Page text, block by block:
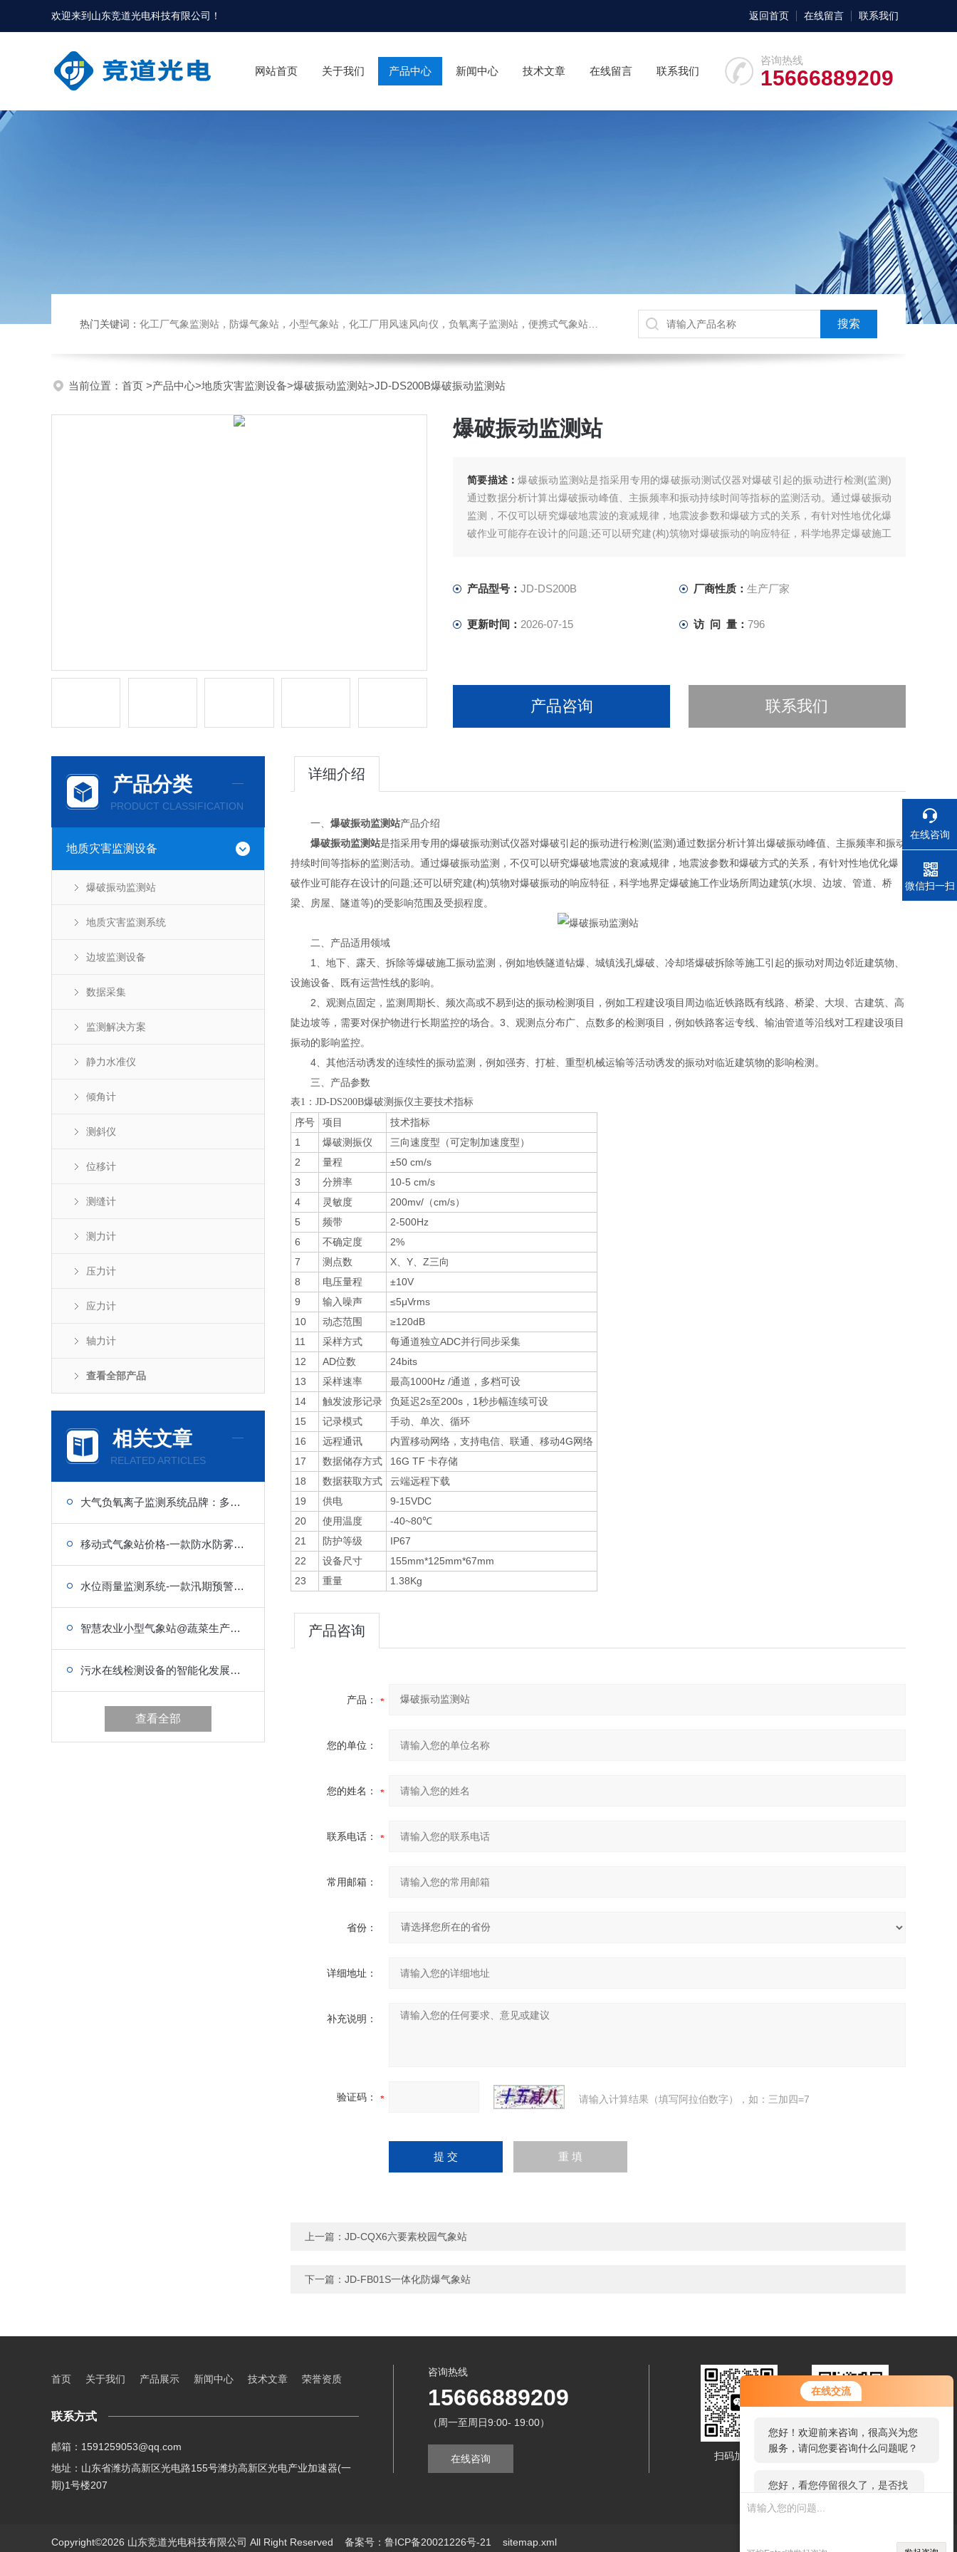
在线交流
您好！欢迎前来咨询，很高兴为您
服务，请问您要咨询什么问题呢？
您好，看您停留很久了，是否找到
了需求产品，您可以直接在线与我
欢迎来到 山东竞道光电科技有限公司 ！ 返回首页 在线留言 联系我们
咨询热线
15666889209
网站首页 关于我们 产品中心 新闻中心 技术文章 在线留言 联系我们
热门关键词： 化工厂气象监测站，防爆气象站，小型气象站，化工厂用风速风向仪，负氧离子监测站，便携式气象站，水位监测站
当前位置： 首页 >产品中心>地质灾害监测设备>爆破振动监测站>JD-DS200B爆破振动监测站
爆破振动监测站
简要描述：爆破振动监测站是指采用专用的爆破振动测试仪器对爆破引起的振动进行检测(监测)
通过数据分析计算出爆破振动峰值、主振频率和振动持续时间等指标的监测活动。通过爆破振动
监测，不仅可以研究爆破地震波的衰减规律，地震波参数和爆破方式的关系，有针对性地优化爆
破作业可能存在设计的问题;还可以研究建(构)筑物对爆破振动的响应特征，科学地界定爆破施工
产品型号： JD-DS200B 厂商性质： 生产厂家
更新时间： 2026-07-15 访 问 量： 796
产品咨询 联系我们
产品分类
PRODUCT CLASSIFICATION
地质灾害监测设备
爆破振动监测站
地质灾害监测系统
边坡监测设备
数据采集
监测解决方案
静力水准仪
倾角计
测斜仪
位移计
测缝计
测力计
压力计
应力计
轴力计
查看全部产品
相关文章
RELATED ARTICLES
大气负氧离子监测系统品牌：多站点组网，实现全域观测
移动式气象站价格-一款防水防雾、适应户外的气象站设备
水位雨量监测系统-一款汛期预警的雨量监测站
智慧农业小型气象站@蔬菜生产【气象参数】
污水在线检测设备的智能化发展，你跟上节奏了吗
查看全部
详细介绍
一、 爆破振动监测站产品介绍
爆破振动监测站是指采用专用的爆破振动测试仪器对爆破引起的振动进行检测(监测)通过数据分析计算出爆破振动峰值、主振频率和振动
持续时间等指标的监测活动。通过爆破振动监测，不仅可以研究爆破地震波的衰减规律，地震波参数和爆破方式的关系，有针对性地优化爆
破作业可能存在设计的问题;还可以研究建(构)筑物对爆破振动的响应特征，科学地界定爆破施工作业场所周边建筑(水坝、边坡、管道、桥
梁、房屋、隧道等)的受影响范围及受损程度。
二、产品适用领域
1、地下、露天、拆除等爆破施工振动监测，例如地铁隧道钻爆、城镇浅孔爆破、冷却塔爆破拆除等施工引起的振动对周边邻近建筑物、
设施设备、既有运营性线的影响。
2、观测点固定，监测周期长、频次高或不易到达的振动检测项目，例如工程建设项目周边临近铁路既有线路、桥梁、大坝、古建筑、高
陡边坡等，需要对保护物进行长期监控的场合。3、观测点分布广、点数多的检测项目，例如铁路客运专线、输油管道等沿线对工程建设项目
振动的影响监控。
4、其他活动诱发的连续性的振动监测，例如强夯、打桩、重型机械运输等活动诱发的振动对临近建筑物的影响检测。
三、产品参数
表1：JD-DS200B爆破测振仪主要技术指标
序号 项目
技术指标
1
爆破测振仪
三向速度型（可定制加速度型）
2
量程
±50 cm/s
3
分辨率
10-5 cm/s
4
灵敏度
200mv/（cm/s）
5
频带
2-500Hz
6
不确定度
2%
7
测点数
X、Y、Z三向
8
电压量程
±10V
9
输入噪声
≤5μVrms
10
动态范围
≥120dB
11
采样方式
每通道独立ADC并行同步采集
12
AD位数
24bits
13
采样速率
最高1000Hz /通道，多档可设
14
触发波形记录
负延迟2s至200s，1秒步幅连续可设
15
记录模式
手动、单次、循环
16
远程通讯
内置移动网络，支持电信、联通、移动4G网络
17
数据储存方式
16G TF 卡存储
18
数据获取方式
云端远程下载
19
供电
9-15VDC
20
使用温度
-40~80℃
21
防护等级
IP67
22
设备尺寸
155mm*125mm*67mm
23
重量 1.38Kg
产品咨询
产品：
您的单位：
您的姓名：
联系电话：
常用邮箱：
省份：
详细地址：
补充说明：
验证码： 请输入计算结果（填写阿拉伯数字），如：三加四=7
上一篇： JD-CQX6六要素校园气象站
下一篇： JD-FB01S一体化防爆气象站
首页 关于我们 产品展示 新闻中心 技术文章 荣誉资质
联系方式
邮箱：1591259053@qq.com
地址：山东省潍坊高新区光电路155号潍坊高新区光电产业加速器(一
期)1号楼207
咨询热线
15666889209
（周一至周日9:00- 19:00）
在线咨询 扫码加微信 移动端浏览
Copyright©2026 山东竞道光电科技有限公司 All Right Reserved 备案号：鲁ICP备20021226号-21 sitemap.xml 管理登陆
在线咨询
电话
微信扫一扫